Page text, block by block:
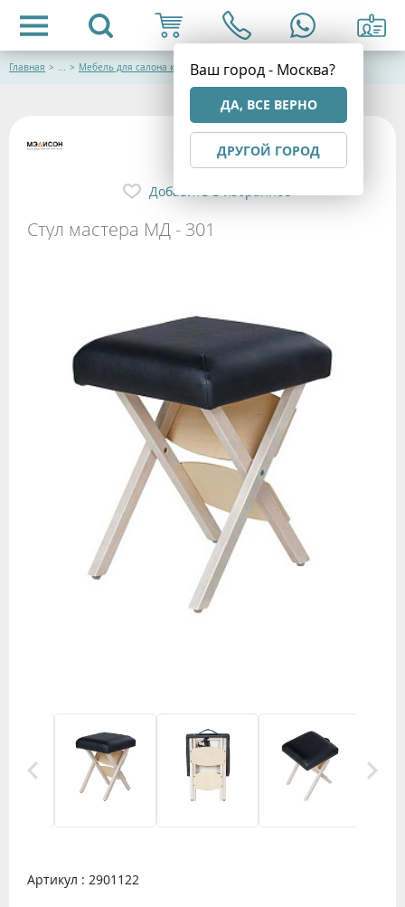
Ваш город - Москва?
ДА, ВСЕ ВЕРНО
ДРУГОЙ ГОРОД
Главная > ... > Мебель для салона красоты
Стул мастера МД - 301
Добавить в избранное
Артикул : 2901122